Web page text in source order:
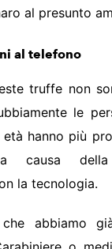
al presunto
al telefono
truffe non
le
hanno più
causa
la tecnologia.
abbiamo